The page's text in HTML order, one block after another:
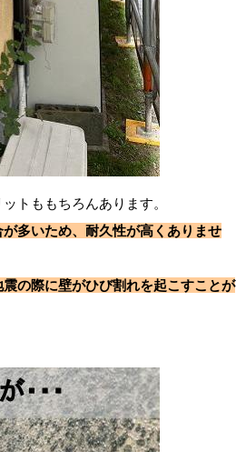
トももちろんあります。
多いため、耐久性が高くありませ
の際に壁がひび割れを起こすことが